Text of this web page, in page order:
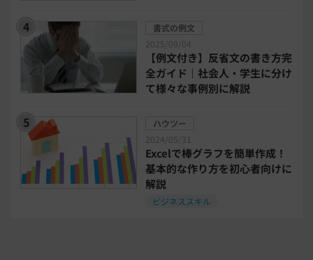
タイアップ
ニューノーマル時代における企業のあり方
インボイス制度解説 税制改正
喪中はがき 働き方改革
書式の例文
2025/09/04
【例文付き】反省文の書き方完
全ガイド｜社会人・学生に分け
て様々な事例別に解説
ハウツー
2024/05/31
Excelで棒グラフを簡単作成！
基本的な作り方を初心者向けに
解説
ビジネススキル